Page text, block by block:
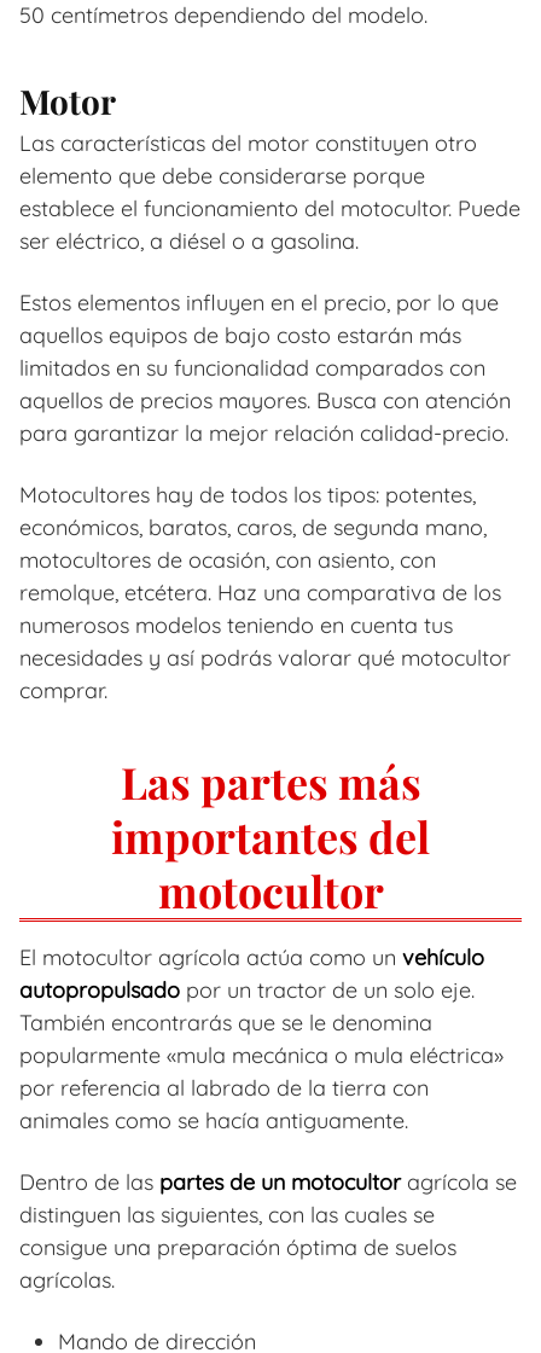
50 centímetros dependiendo del modelo.
Motor
Las características del motor constituyen otro
elemento que debe considerarse porque
establece el funcionamiento del motocultor. Puede
ser eléctrico, a diésel o a gasolina.
Estos elementos influyen en el precio, por lo que
aquellos equipos de bajo costo estarán más
limitados en su funcionalidad comparados con
aquellos de precios mayores. Busca con atención
para garantizar la mejor relación calidad-precio.
Motocultores hay de todos los tipos: potentes,
económicos, baratos, caros, de segunda mano,
motocultores de ocasión, con asiento, con
remolque, etcétera. Haz una comparativa de los
numerosos modelos teniendo en cuenta tus
necesidades y así podrás valorar qué motocultor
comprar.
Las partes más
importantes del
motocultor
El motocultor agrícola actúa como un vehículo
autopropulsado por un tractor de un solo eje.
También encontrarás que se le denomina
popularmente «mula mecánica o mula eléctrica»
por referencia al labrado de la tierra con
animales como se hacía antiguamente.
Dentro de las partes de un motocultoragrícola se
distinguen las siguientes, con las cuales se
consigue una preparación óptima de suelos
agrícolas.
Mando de dirección